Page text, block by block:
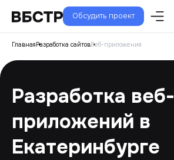
Обсудить проект
ГлавнаяРазработка сайтовВеб-приложения
Разработка веб-
приложений в
Екатеринбурге